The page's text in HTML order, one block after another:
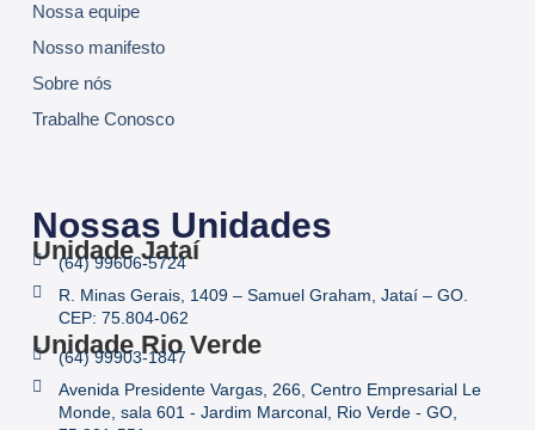
Nossa equipe
Nosso manifesto
Sobre nós
Trabalhe Conosco
Nossas Unidades
Unidade Jataí
(64) 99606-5724
R. Minas Gerais, 1409 – Samuel Graham, Jataí – GO.
CEP: 75.804-062
Unidade Rio Verde
(64) 99903-1847
Avenida Presidente Vargas, 266, Centro Empresarial Le
Monde, sala 601 - Jardim Marconal, Rio Verde - GO,